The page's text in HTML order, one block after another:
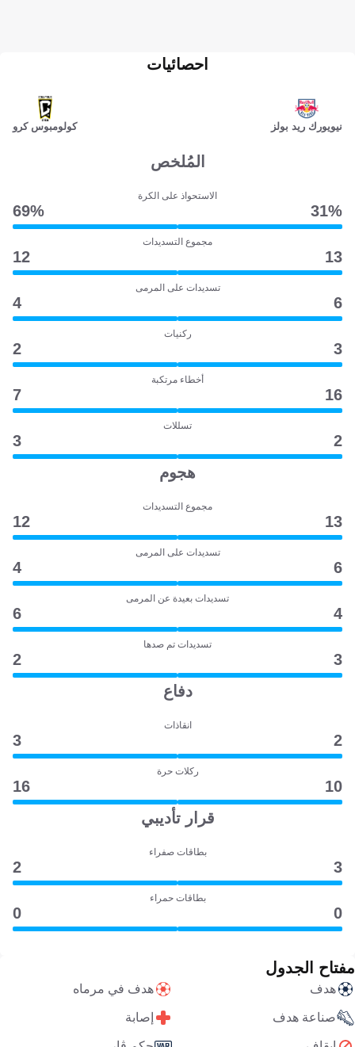
نيويورك ريد بولز
احصائيات
كولومبوس كرو
المُلخص
الاستحواذ على الكرة
31‎%‎
69‎%‎
مجموع التسديدات
13
12
تسديدات على المرمى
6
4
ركنيات
3
2
أخطاء مرتكبة
16
7
تسللات
2
3
هجوم
مجموع التسديدات
13
12
تسديدات على المرمى
6
4
تسديدات بعيدة عن المرمى
4
6
تسديدات تم صدها
3
2
دفاع
انقاذات
2
3
ركلات حرة
10
16
قرار تأديبي
بطاقات صفراء
3
2
بطاقات حمراء
0
0
مفتاح الجدول
هدف هدف في مرماه
صناعة هدف إصابة